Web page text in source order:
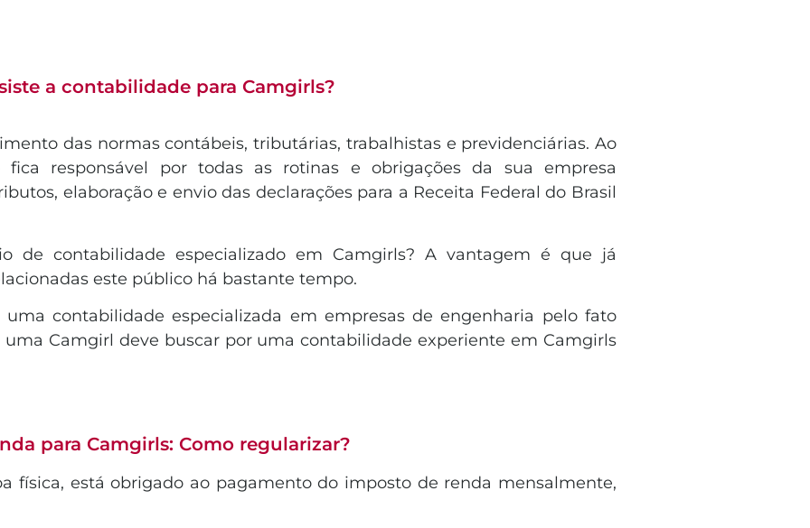
a contabilidade para Camgirls?
das normas contábeis, tributárias, trabalhistas e previdenciárias. Ao
fica responsável por todas as rotinas e obrigações da sua empresa
elaboração e envio das declarações para a Receita Federal do Brasil
de contabilidade especializado em Camgirls? A vantagem é que já
este público há bastante tempo.
contabilidade especializada em empresas de engenharia pelo fato
Camgirl deve buscar por uma contabilidade experiente em Camgirls
para Camgirls: Como regularizar?
física, está obrigado ao pagamento do imposto de renda mensalmente,